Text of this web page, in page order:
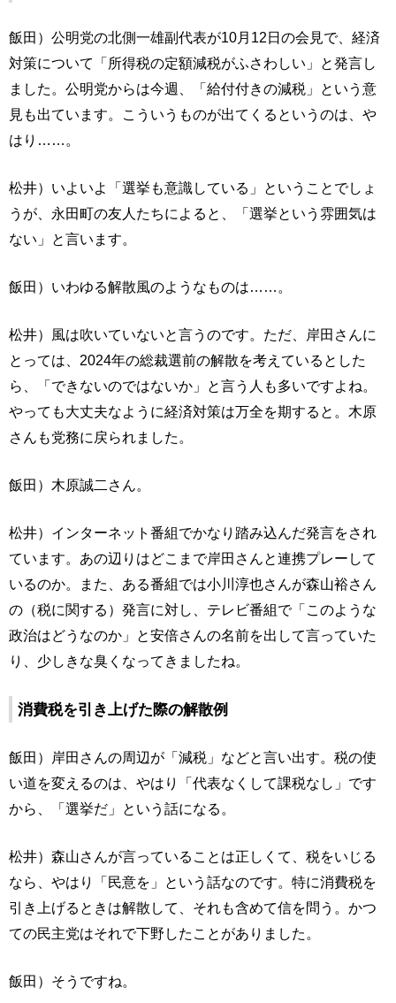
飯田）公明党の北側一雄副代表が10月12日の会見で、経済
対策について「所得税の定額減税がふさわしい」と発言し
ました。公明党からは今週、「給付付きの減税」という意
見も出ています。こういうものが出てくるというのは、や
はり……。
松井）いよいよ「選挙も意識している」ということでしょ
うが、永田町の友人たちによると、「選挙という雰囲気は
ない」と言います。
飯田）いわゆる解散風のようなものは……。
松井）風は吹いていないと言うのです。ただ、岸田さんに
とっては、2024年の総裁選前の解散を考えているとした
ら、「できないのではないか」と言う人も多いですよね。
やっても大丈夫なように経済対策は万全を期すると。木原
さんも党務に戻られました。
飯田）木原誠二さん。
松井）インターネット番組でかなり踏み込んだ発言をされ
ています。あの辺りはどこまで岸田さんと連携プレーして
いるのか。また、ある番組では小川淳也さんが森山裕さん
の（税に関する）発言に対し、テレビ番組で「このような
政治はどうなのか」と安倍さんの名前を出して言っていた
り、少しきな臭くなってきましたね。
消費税を引き上げた際の解散例
飯田）岸田さんの周辺が「減税」などと言い出す。税の使
い道を変えるのは、やはり「代表なくして課税なし」です
から、「選挙だ」という話になる。
松井）森山さんが言っていることは正しくて、税をいじる
なら、やはり「民意を」という話なのです。特に消費税を
引き上げるときは解散して、それも含めて信を問う。かつ
ての民主党はそれで下野したことがありました。
飯田）そうですね。